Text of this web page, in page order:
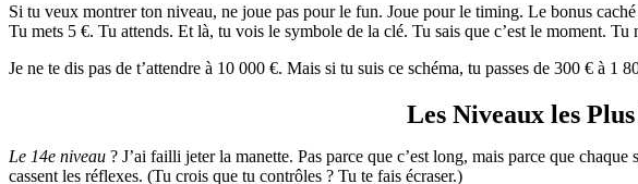
Si tu veux montrer ton niveau, ne joue pas pour le fun. Joue pour le timing. Le bonus
Tu mets 5 €. Tu attends. Et là, tu vois le symbole de la clé. Tu sais que c’est le moment.
Je ne te dis pas de t’attendre à 10 000 €. Mais si tu suis ce schéma, tu passes de 300 € à 1
Les Niveaux les
Le 14e niveau ? J’ai failli jeter la manette. Pas parce que c’est long, mais parce que
cassent les réflexes. (Tu crois que tu contrôles ? Tu te fais écraser.)